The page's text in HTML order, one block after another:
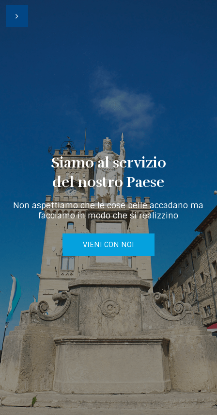
del nostro Paese
Siamo al servizio
Non aspettiamo che le cose belle accadano ma
facciamo in modo che si realizzino
VIENI CON NOI